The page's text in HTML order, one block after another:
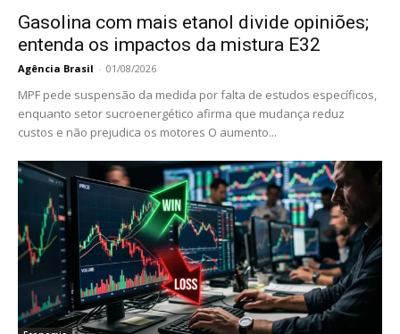
Gasolina com mais etanol divide opiniões;
entenda os impactos da mistura E32
Agência Brasil - 01/08/2026
MPF pede suspensão da medida por falta de estudos específicos,
enquanto setor sucroenergético afirma que mudança reduz
custos e não prejudica os motores O aumento...